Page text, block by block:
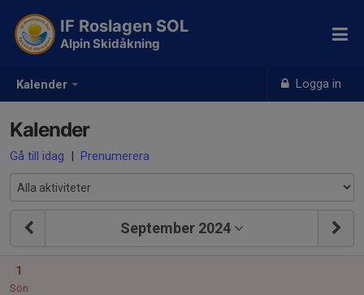
Kalender Logga in
IF Roslagen SOL
Alpin Skidåkning
Kalender
Gå till idag | Prenumerera
September 2024
1
Sön